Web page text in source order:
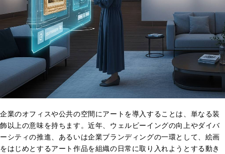
企業のオフィスや公共の空間にアートを導入することは、単なる装
飾以上の意味を持ちます。近年、ウェルビーイングの向上やダイバ
ーシティの推進、あるいは企業ブランディングの一環として、絵画
をはじめとするアート作品を組織の日常に取り入れようとする動き